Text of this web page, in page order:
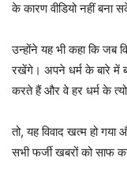
के कारण वीडियो नहीं बना
उन्होंने यह भी कहा कि जब
रखेंगे। अपने धर्म के बारे में
करते हैं और वे हर धर्म के
तो, यह विवाद खत्म हो
सभी फर्जी खबरों को साफ